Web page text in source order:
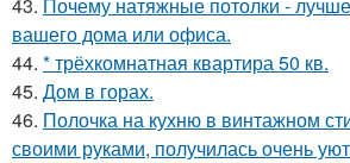
43. Почему натяжные потолки -
вашего дома или офиса.
44. * трёхкомнатная квартира 50 кв.
45. Дом в горах.
46. Полочка на кухню в винтажном
своими руками, получилась очень